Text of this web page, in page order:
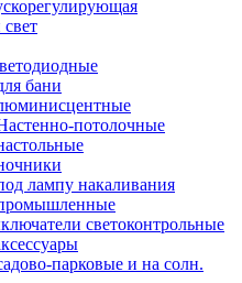
бани
потолочные
лампу накаливания
светоконтрольные
парковые и на солн.